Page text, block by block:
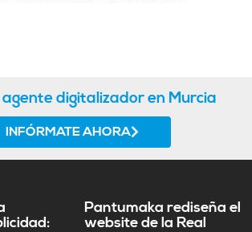
agente digitalizador en Murcia
INFÓRMATE AHORA
Pantumaka rediseña el
website de la Real